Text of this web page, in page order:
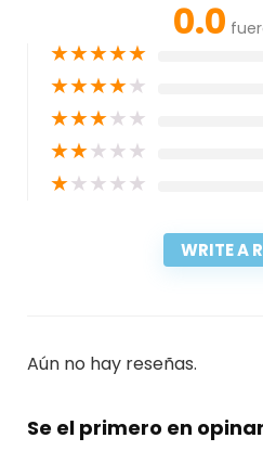
0.0
★★★★★
★★★★★
★★★★★
★★★★★
★★★★★
WRITE A
Aún no hay reseñas.
Se el primero en